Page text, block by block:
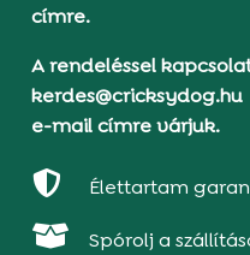
címre.
A rendeléssel
kerdes@cricksydog.hu
e-mail címre várjuk.
 Élettartam
 Spórolj a